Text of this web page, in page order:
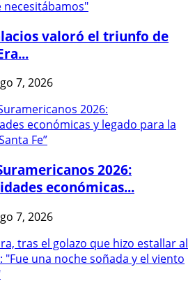
valoró el triunfo de
7, 2026
2026:
económicas...
7, 2026